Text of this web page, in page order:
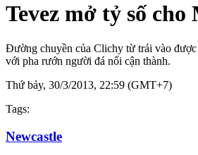
Tevez mở tỷ số
Đường chuyền của Clichy từ trái vào được
với pha rướn người đá nối cận thành.
Thứ bảy, 30/3/2013, 22:59 (GMT+7)
Tags:
Newcastle